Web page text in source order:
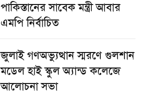
পাকিস্তানের সাবেক মন্ত্রী আবার
এমপি নির্বাচিত
জুলাই গণঅভ্যুত্থান স্মরণে গুলশান
মডেল হাই স্কুল অ্যান্ড কলেজে
আলোচনা সভা